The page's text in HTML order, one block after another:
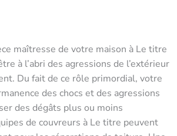
maîtresse de votre maison à Le titre
à l’abri des agressions de l’extérieur
Du fait de ce rôle primordial, votre
des chocs et des agressions
des dégâts plus ou moins
de couvreurs à Le titre peuvent